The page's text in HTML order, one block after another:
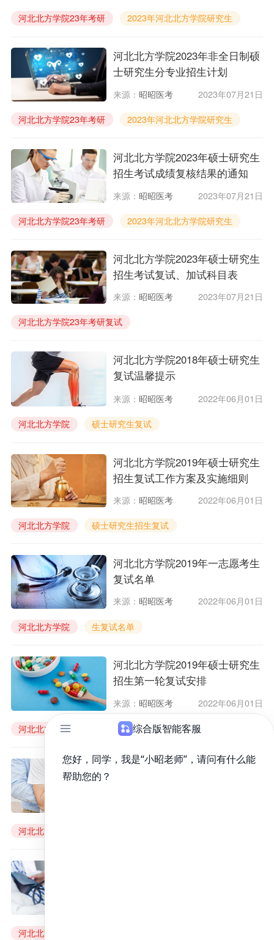
河北北方学院23年考研
2023年河北北方学院研究生
河北北方学院2023年非全日制硕
士研究生分专业招生计划
来源： 昭昭医考 2023年07月21日
河北北方学院23年考研
2023年河北北方学院研究生
河北北方学院2023年硕士研究生
招生考试成绩复核结果的通知
来源： 昭昭医考 2023年07月21日
河北北方学院23年考研
2023年河北北方学院研究生
河北北方学院2023年硕士研究生
招生考试复试、加试科目表
来源： 昭昭医考 2023年07月21日
河北北方学院23年考研复试
河北北方学院临床考研加试科目
河北北方学院2018年硕士研究生
复试温馨提示
来源： 昭昭医考 2022年06月01日
河北北方学院 硕士研究生复试
河北北方学院2019年硕士研究生
招生复试工作方案及实施细则
来源： 昭昭医考 2022年06月01日
河北北方学院 硕士研究生招生复试
河北北方学院2019年一志愿考生
复试名单
来源： 昭昭医考 2022年06月01日
河北北方学院 生复试名单
河北北方学院2019年硕士研究生
招生第一轮复试安排
来源： 昭昭医考 2022年06月01日
河北北方学院 第一轮复试
河北北方学院2019年第一轮调剂
河北北方学院
河北北方学院